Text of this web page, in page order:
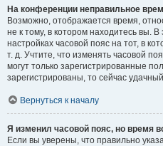
На конференции неправильное
Возможно, отображается время,
не к тому, в котором находитесь вы.
настройках часовой пояс на тот, в
т. д. Учтите, что изменять часовой
могут только зарегистрированные
зарегистрированы, то сейчас
Вернуться к началу
Я изменил часовой пояс, но время
Если вы уверены, что правильно